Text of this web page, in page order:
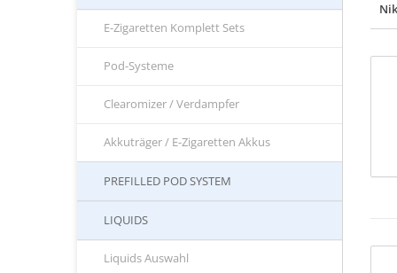
E-Zigaretten Komplett Sets
Pod-Systeme
Clearomizer / Verdampfer
Akkuträger / E-Zigaretten Akkus
PREFILLED POD SYSTEM
LIQUIDS
Liquids Auswahl